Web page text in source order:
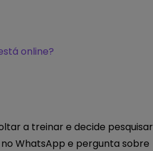
online?
a treinar e decide pesquisar
WhatsApp e pergunta sobre